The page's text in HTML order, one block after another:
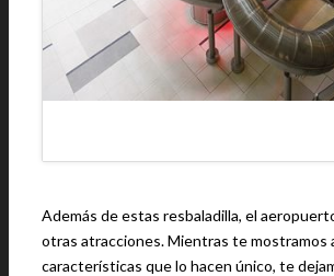
Además de estas resbaladilla, el
otras atracciones. Mientras te mostramos
características que lo hacen único, te